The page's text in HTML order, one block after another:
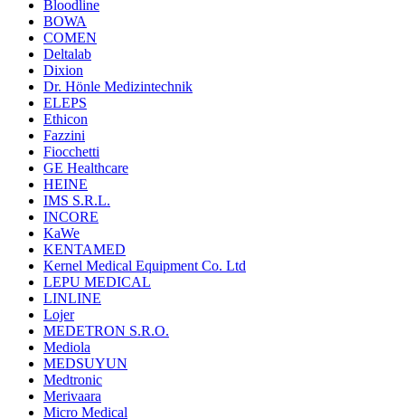
Bloodline
BOWA
COMEN
Deltalab
Dixion
Dr. Hönle Medizintechnik
ELEPS
Ethicon
Fazzini
Fiocchetti
GE Healthcare
HEINE
IMS S.R.L.
INCORE
KaWe
KENTAMED
Kernel Medical Equipment Co. Ltd
LEPU MEDICAL
LINLINE
Lojer
MEDETRON S.R.O.
Mediola
MEDSUYUN
Medtronic
Merivaara
Micro Medical